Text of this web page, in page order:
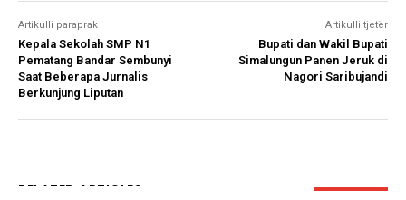
Artikulli paraprak
Kepala Sekolah SMP N1
Pematang Bandar Sembunyi
Saat Beberapa Jurnalis
Berkunjung Liputan
Artikulli tjetër
Bupati dan Wakil Bupati
Simalungun Panen Jeruk di
Nagori Saribujandi
RELATED ARTICLES